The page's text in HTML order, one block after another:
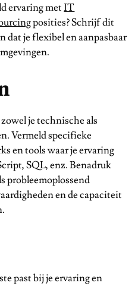
ervaring metIT
posities? Schrijf dit
dat je flexibel en aanpasbaar
je technische als
Vermeld specifieke
en tools waar je ervaring
SQL, enz. Benadruk
probleemoplossend
en de capaciteit
past bij je ervaring en